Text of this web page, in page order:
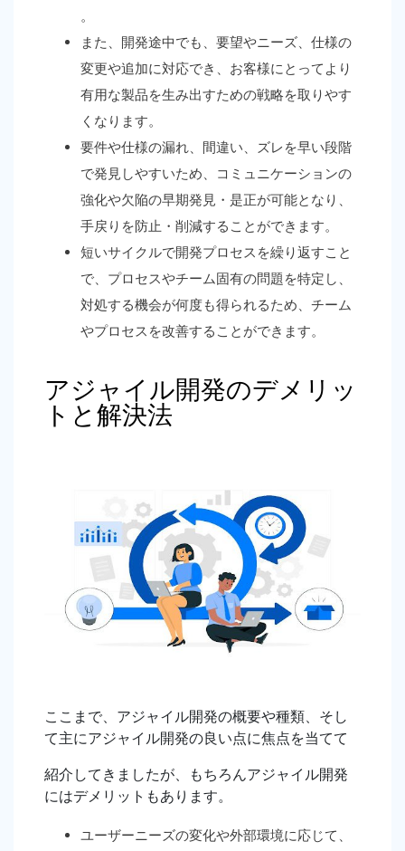
。
また、開発途中でも、要望やニーズ、仕様の
変更や追加に対応でき、お客様にとってより
有用な製品を生み出すための戦略を取りやす
くなります。
要件や仕様の漏れ、間違い、ズレを早い段階
で発見しやすいため、コミュニケーションの
強化や欠陥の早期発見・是正が可能となり、
手戻りを防止・削減することができます。
短いサイクルで開発プロセスを繰り返すこと
で、プロセスやチーム固有の問題を特定し、
対処する機会が何度も得られるため、チーム
やプロセスを改善することができます。
アジャイル開発のデメリッ
トと解決法
ここまで、アジャイル開発の概要や種類、そし
て主にアジャイル開発の良い点に焦点を当てて
紹介してきましたが、もちろんアジャイル開発
にはデメリットもあります。
ユーザーニーズの変化や外部環境に応じて、